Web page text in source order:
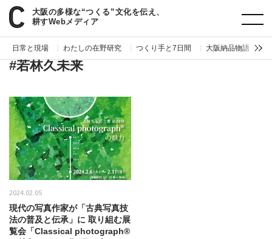
大阪の多様な“つくる”文化を伝え、
耕すWebメディア
日常と現場 わたしの在野研究 つくり手と7日間 大阪納品物語
paperC タグ 若林久未来
#若林久未来
2024.02.05
現代の写真作家が「古典写真技
法の普及と伝承」に 取り組む展
覧会「Classical photograph®